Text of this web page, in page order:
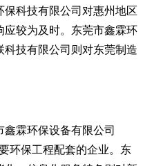
科技有限公司对惠州地区
较为及时。东莞市鑫霖环
技有限公司则对东莞制造
霖环保设备有限公司
环保工程配套的企业。东